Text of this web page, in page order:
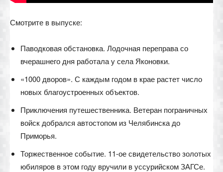
Смотрите в выпуске:
Паводковая обстановка. Лодочная переправа со
вчерашнего дня работала у села Яконовки.
«1000 дворов». С каждым годом в крае растет число
новых благоустроенных объектов.
Приключения путешественника. Ветеран пограничных
войск добрался автостопом из Челябинска до
Приморья.
Торжественное событие. 11-ое свидетельство золотых
юбиляров в этом году вручили в уссурийском ЗАГСе.